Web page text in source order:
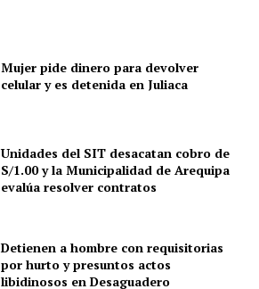
Mujer pide dinero para devolver
celular y es detenida en Juliaca
Unidades del SIT desacatan cobro de
S/1.00 y la Municipalidad de Arequipa
evalúa resolver contratos
Detienen a hombre con requisitorias
por hurto y presuntos actos
libidinosos en Desaguadero